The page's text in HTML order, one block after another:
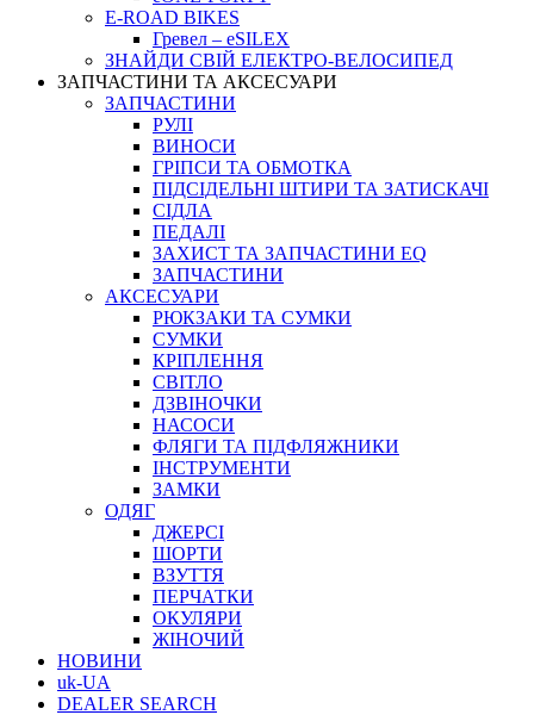
E-ROAD BIKES
Гревел – eSILEX
ЗНАЙДИ СВІЙ ЕЛЕКТРО-ВЕЛОСИПЕД
ЗАПЧАСТИНИ ТА АКСЕСУАРИ
ЗАПЧАСТИНИ
РУЛІ
ВИНОСИ
ГРІПСИ ТА ОБМОТКА
ПІДСІДЕЛЬНІ ШТИРИ ТА ЗАТИСКАЧІ
СІДЛА
ПЕДАЛІ
ЗАХИСТ ТА ЗАПЧАСТИНИ EQ
ЗАПЧАСТИНИ
АКСЕСУАРИ
РЮКЗАКИ ТА СУМКИ
СУМКИ
КРІПЛЕННЯ
СВІТЛО
ДЗВІНОЧКИ
НАСОСИ
ФЛЯГИ ТА ПІДФЛЯЖНИКИ
ІНСТРУМЕНТИ
ЗАМКИ
ОДЯГ
ДЖЕРСІ
ШОРТИ
ВЗУТТЯ
ПЕРЧАТКИ
ОКУЛЯРИ
ЖІНОЧИЙ
НОВИНИ
uk-UA
DEALER SEARCH